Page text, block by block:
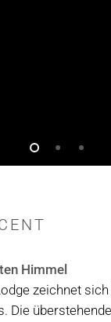
Himmel
zeichnet
Die